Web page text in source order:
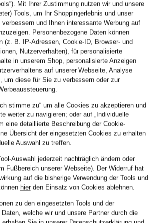
CAMP VOYAGER
DUFFEL 32 l mit
Laptopfach
als Rucksack tragbar
129,99 €
Bestpreis:139,99 €
219,99 €
Kleider
Lange Ballkleider
Mit Ihrer Zustimmung nutzen wir und unsere
Tools, um Ihr Shoppingerlebnis und unser
verbessern und Ihnen interessante Werbung auf
Personenbezogene Daten können
(z. B. IP-Adressen, Cookie-ID, Browser- und
Nutzerverhalten), für personalisierte
in unserem Shop, personalisierte Anzeigen
auf unserer Webseite, Analyse
um diese für Sie zu verbessern oder zur
stimme zu“ um alle Cookies zu akzeptieren und
weiter zu navigieren; oder auf „Individuelle
eine detaillierte Beschreibung der Cookie-
Übersicht der eingesetzten Cookies zu erhalten
Auswahl zu treffen.
Auswahl jederzeit nachträglich ändern oder
Fußbereich unserer Webseite). Der Widerruf hat
auf die bisherige Verwendung der Tools und
hierden Einsatz von Cookies ablehnen.
zu den eingesetzten Tools und der
Daten, welche wir und unsere Partner durch die